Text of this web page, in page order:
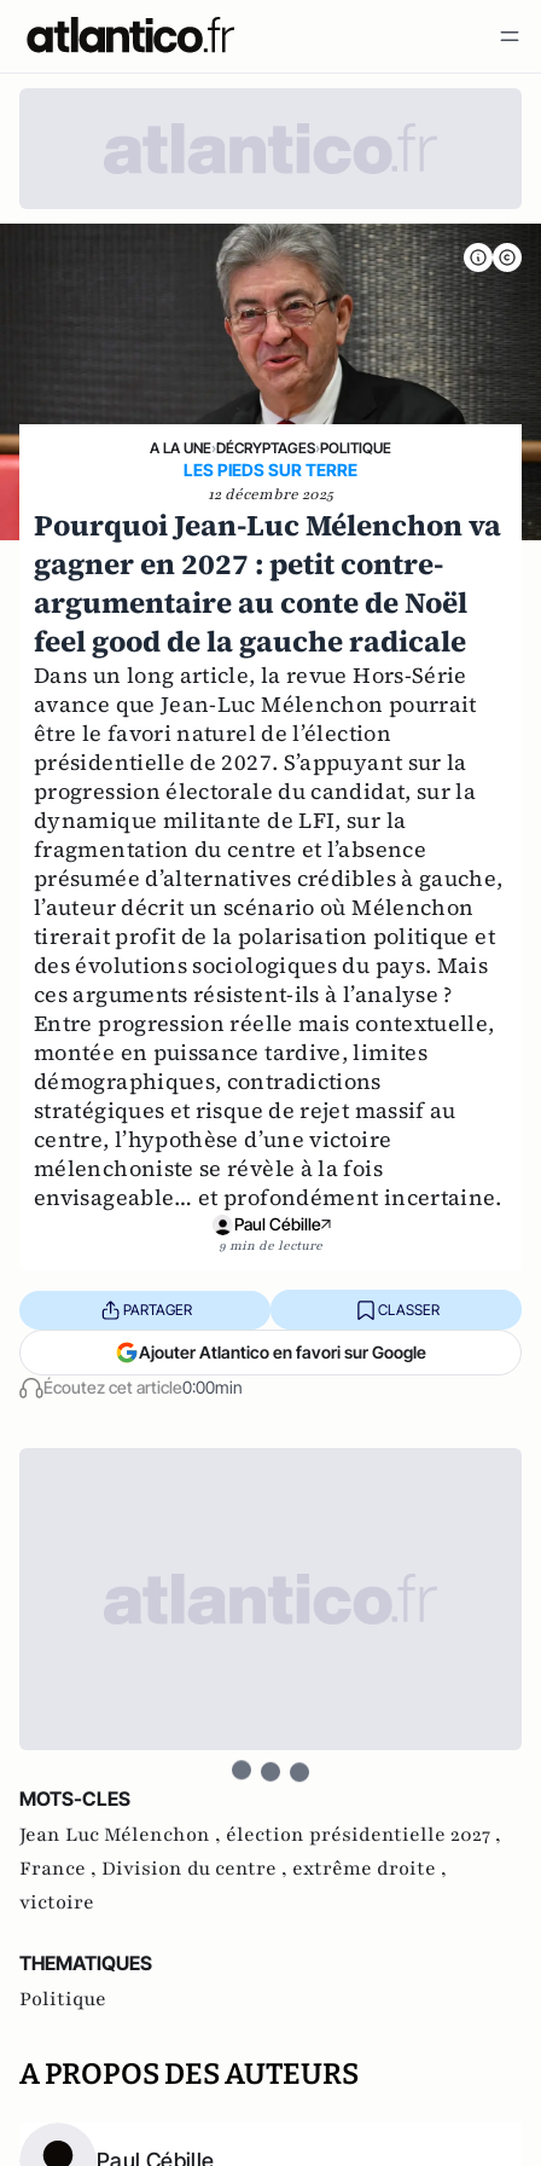
A LA UNE›DÉCRYPTAGES›POLITIQUE
LES PIEDS SUR TERRE
12 décembre 2025
Pourquoi Jean-Luc Mélenchon va
gagner en 2027 : petit contre-
argumentaire au conte de Noël
feel good de la gauche radicale
Dans un long article, la revue Hors-Série
avance que Jean-Luc Mélenchon pourrait
être le favori naturel de l’élection
présidentielle de 2027. S’appuyant sur la
progression électorale du candidat, sur la
dynamique militante de LFI, sur la
fragmentation du centre et l’absence
présumée d’alternatives crédibles à gauche,
l’auteur décrit un scénario où Mélenchon
tirerait profit de la polarisation politique et
des évolutions sociologiques du pays. Mais
ces arguments résistent-ils à l’analyse ?
Entre progression réelle mais contextuelle,
montée en puissance tardive, limites
démographiques, contradictions
stratégiques et risque de rejet massif au
centre, l’hypothèse d’une victoire
mélenchoniste se révèle à la fois
envisageable… et profondément incertaine.
Paul Cébille
9 min de lecture
Écoutez cet article0:00min
PARTAGER CLASSER
Ajouter Atlantico en favori sur Google
MOTS-CLES
Jean Luc Mélenchon , élection présidentielle 2027 ,
France , Division du centre , extrême droite ,
victoire
THEMATIQUES
Politique
A PROPOS DES AUTEURS
Paul Cébille